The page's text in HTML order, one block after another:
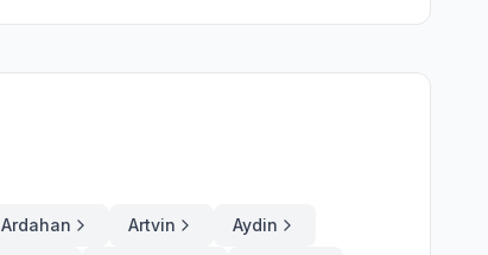
Ardahan Artvin Aydin